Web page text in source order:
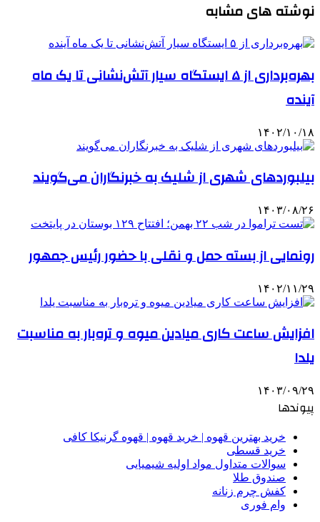
نوشته های مشابه
بهره‌برداری از ۵ ایستگاه سیار آتش‌نشانی تا یک ماه
آینده
۱۴۰۲/۱۰/۱۸
بیلبوردهای شهری از شلیک به خبرنگاران می‌گویند
۱۴۰۳/۰۸/۲۶
رونمایی از بسته حمل و نقلی با حضور رئیس جمهور
۱۴۰۲/۱۱/۲۹
افزایش ساعت کاری میادین میوه و تره‌بار به مناسبت
یلدا
۱۴۰۳/۰۹/۲۹
پیوندها
خرید بهترین قهوه | خرید قهوه | قهوه گرنیکا کافی
خرید قسطی
سوالات متداول مواد اولیه شیمیایی
صندوق طلا
کفش چرم زنانه
وام فوری